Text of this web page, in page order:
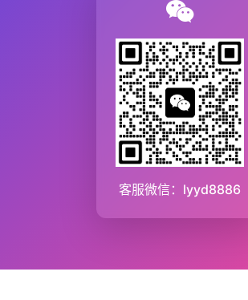
客服微信：lyyd8886